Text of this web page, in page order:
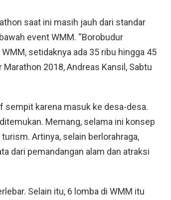
saat ini masih jauh dari standar
event WMM. “Borobudur
setidaknya ada 35 ribu hingga 45
2018, Andreas Kansil, Sabtu
sempit karena masuk ke desa-desa.
Memang, selama ini konsep
Artinya, selain berlorahraga,
dari pemandangan alam dan atraksi
Selain itu, 6 lomba di WMM itu